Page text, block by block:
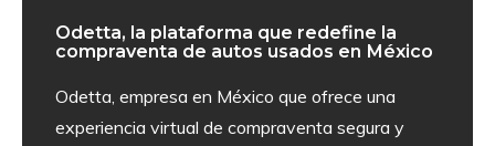
Odetta, la plataforma que redefine la
compraventa de autos usados en México
Odetta, empresa en México que ofrece una
experiencia virtual de compraventa segura y